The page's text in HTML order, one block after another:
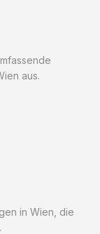
aus.
in Wien, die